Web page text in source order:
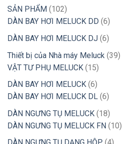
SẢN PHẨM 102102
sản
phẩm
DÀN BAY HƠI MELUCK DD 66
sản
phẩm
DÀN BAY HƠI MELUCK DJ 66
sản
phẩm
Thiết bị của Nhà máy Meluck 3939
VẬT TƯ PHỤ MELUCK 1515
sản
phẩm
DÀN BAY HƠI MELUCK 66
sản
phẩm
DÀN BAY HƠI MELUCK DL 66
sản
phẩm
DÀN NGƯNG TỤ MELUCK 1818
sản
phẩm
DÀN NGƯNG TỤ MELUCK FN 1010
4